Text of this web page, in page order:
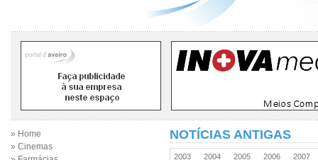
» Home
» Cinemas
NOTÍCIAS ANTIGAS
2003 2004 2005 2006
2007